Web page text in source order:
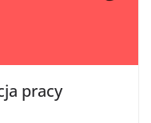
pracy